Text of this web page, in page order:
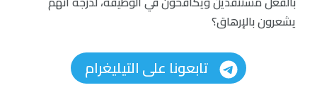
يشعرون بالإرهاق؟
تابعونا على التيليغرام